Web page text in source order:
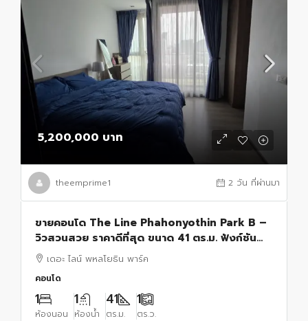
5,200,000 บาท
theemprime1 2 วัน ที่ผ่านมา
ขายคอนโด The Line Phahonyothin Park B –
วิวสวนสวย ราคาดีที่สุด ขนาด 41 ตร.ม. ฟังก์ชัน
ลงตัว ใช้สอยพื้นที่ได้เต็มที่1 ห้องนอน 1 ห้องน้ำ
เดอะ ไลน์ พหลโยธิน พาร์ค
คอนโด
1
ห้องนอน
1
ห้องน้ำ
41
ตร.ม.
1
ตร.ว.